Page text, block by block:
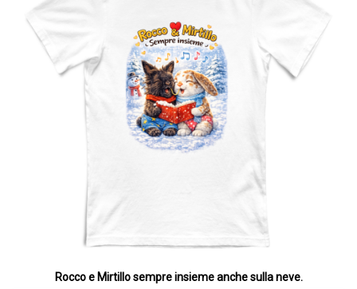
Rocco e Mirtillo sempre insieme anche sulla neve.